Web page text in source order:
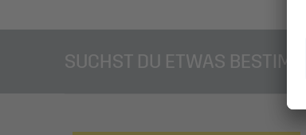
SUCHST DU ETWAS